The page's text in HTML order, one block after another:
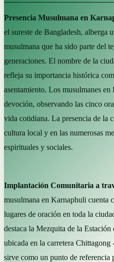
Presencia Musulmana en
el sureste de Bangladesh, alberga
musulmana que ha sido parte del
generaciones. El nombre de la
refleja su importancia histórica
asentamiento. Los musulmanes
devoción, observando las cinco
vida cotidiana. La presencia de la
cultura local y en las numerosas
espirituales y sociales.
Implantación Comunitaria a
musulmana en Karnaphuli cuenta
lugares de oración en toda la
destaca la Mezquita de la
ubicada en la carretera
sirve como un punto de referencia